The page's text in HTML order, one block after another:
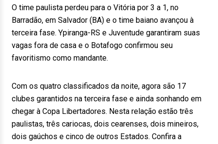
O time paulista perdeu para o Vitória por 3 a 1, no
Barradão, em Salvador (BA) e o time baiano avançou à
terceira fase. Ypiranga-RS e Juventude garantiram suas
vagas fora de casa e o Botafogo confirmou seu
favoritismo como mandante.
Com os quatro classificados da noite, agora são 17
clubes garantidos na terceira fase e ainda sonhando em
chegar à Copa Libertadores. Nesta relação estão três
paulistas, três cariocas, dois cearenses, dois mineiros,
dois gaúchos e cinco de outros Estados. Confira a